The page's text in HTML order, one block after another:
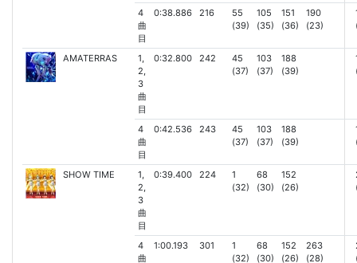
4
曲
目
0:38.886 216
55
(39)
105
(35)
151
(36)
190
(23)
AMATERRAS
1,
2,
3
曲
目
0:32.800 242
45
(37)
103
(37)
188
(39)
4
曲
目
0:42.536 243
45
(37)
103
(37)
188
(39)
SHOW TIME
1,
2,
3
曲
目
0:39.400 224
1
(32)
68
(30)
152
(26)
4
曲
1:00.193 301
1
(32)
68
(30)
152
(26)
263
(28)